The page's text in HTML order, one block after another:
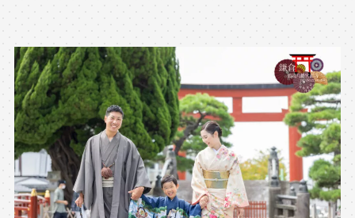
※上記アドレスは総合窓口となります
[営業時間] 9:00～17:00
[定休日] 土日祝日
マイページへログインする
無料会員登録はこちら